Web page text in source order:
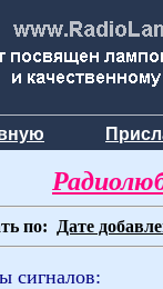
по: Дате
сигналов: